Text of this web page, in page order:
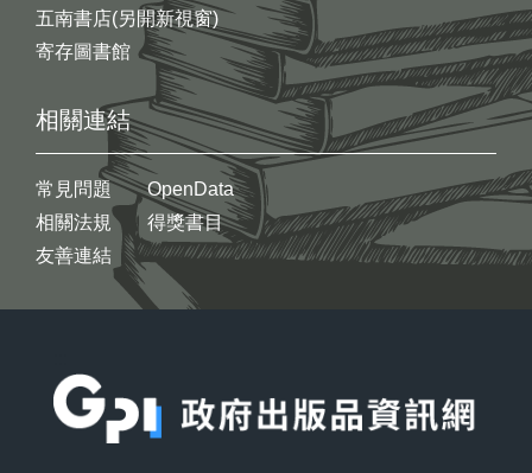
五南書店(另開新視窗)
寄存圖書館
相關連結
常見問題
相關法規
友善連結
OpenData
得獎書目